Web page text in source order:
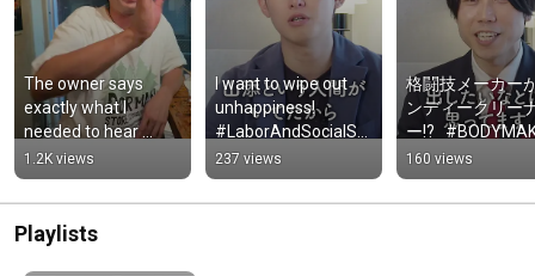
The owner says
exactly what I
needed to hear
#MeatBar363
#Kitakagaya #Wine
1.2K views
I want to wipe out
unhappiness!
#LaborAndSocialSe
curityAttorney
#LaborAttorney
#Employment
237 views
格闘技メーカー
ンディークリー
ー!?
#ボクシング　#
レ　#キックボ
ング
160 views
Playlists